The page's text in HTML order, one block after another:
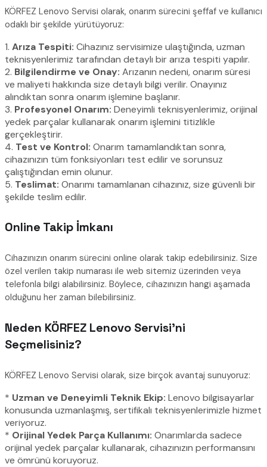
KÖRFEZ Lenovo Servisi olarak, onarım sürecini şeffaf ve kullanıcı
odaklı bir şekilde yürütüyoruz:
1. Arıza Tespiti: Cihazınız servisimize ulaştığında, uzman
teknisyenlerimiz tarafından detaylı bir arıza tespiti yapılır.
2. Bilgilendirme ve Onay: Arızanın nedeni, onarım süresi
ve maliyeti hakkında size detaylı bilgi verilir. Onayınız
alındıktan sonra onarım işlemine başlanır.
3. Profesyonel Onarım: Deneyimli teknisyenlerimiz, orijinal
yedek parçalar kullanarak onarım işlemini titizlikle
gerçekleştirir.
4. Test ve Kontrol: Onarım tamamlandıktan sonra,
cihazınızın tüm fonksiyonları test edilir ve sorunsuz
çalıştığından emin olunur.
5. Teslimat: Onarımı tamamlanan cihazınız, size güvenli bir
şekilde teslim edilir.
Online Takip İmkanı
Cihazınızın onarım sürecini online olarak takip edebilirsiniz. Size
özel verilen takip numarası ile web sitemiz üzerinden veya
telefonla bilgi alabilirsiniz. Böylece, cihazınızın hangi aşamada
olduğunu her zaman bilebilirsiniz.
Neden KÖRFEZ Lenovo Servisi’ni
Seçmelisiniz?
KÖRFEZ Lenovo Servisi olarak, size birçok avantaj sunuyoruz:
* Uzman ve Deneyimli Teknik Ekip: Lenovo bilgisayarlar
konusunda uzmanlaşmış, sertifikalı teknisyenlerimizle hizmet
veriyoruz.
* Orijinal Yedek Parça Kullanımı: Onarımlarda sadece
orijinal yedek parçalar kullanarak, cihazınızın performansını
ve ömrünü koruyoruz.